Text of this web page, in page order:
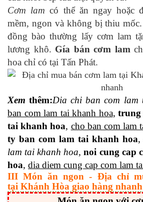
Cơm lam có thể ăn ngay hoặc
mềm, ngon và không bị thiu
đồng bào thường lấy cơm lam
lương khô. Gía bán cơm lam
hoa chỉ có tại Tấn Phát.
Xemthêm:Dia chi ban com lam
ban com lam tai khanh hoa, trung
tai khanh hoa, cho ban com lam
ty ban com lam tai khanh hoa,
lam tai khanh hoa, noi cung cap
hoa, dia diem cung cap com lam
III Món ăn ngon - Địa chỉ
tại Khánh Hòa giao hàng nhanh